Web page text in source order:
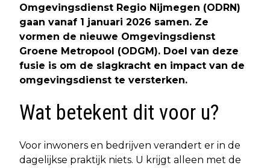
Omgevingsdienst Regio Nijmegen (ODRN)
gaan vanaf 1 januari 2026 samen. Ze
vormen de nieuwe Omgevingsdienst
Groene Metropool (ODGM). Doel van deze
fusie is om de slagkracht en impact van de
omgevingsdienst te versterken.
Wat betekent dit voor u?
Voor inwoners en bedrijven verandert er in de
dagelijkse praktijk niets. U krijgt alleen met de